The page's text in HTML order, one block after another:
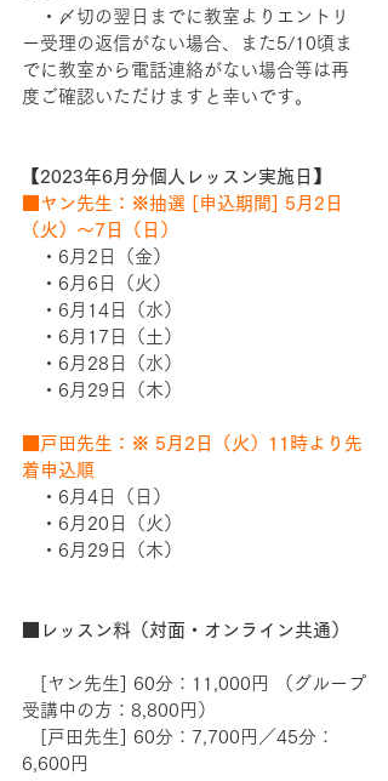
・〆切の翌日までに教室よりエントリ
ー受理の返信がない場合、また5/10頃ま
でに教室から電話連絡がない場合等は再
度ご確認いただけますと幸いです。
【2023年6月分個人レッスン実施日】
■ヤン先生：※抽選 [申込期間] 5月2日
（火）～7日（日）
・6月2日（金）
・6月6日（火）
・6月14日（水）
・6月17日（土）
・6月28日（水）
・6月29日（木）
■戸田先生：※ 5月2日（火）11時より先
着申込順
・6月4日（日）
・6月20日（火）
・6月29日（木）
■レッスン料（対面・オンライン共通）
[ヤン先生] 60分：11,000円 （グループ
受講中の方：8,800円）
[戸田先生] 60分：7,700円／45分：
6,600円